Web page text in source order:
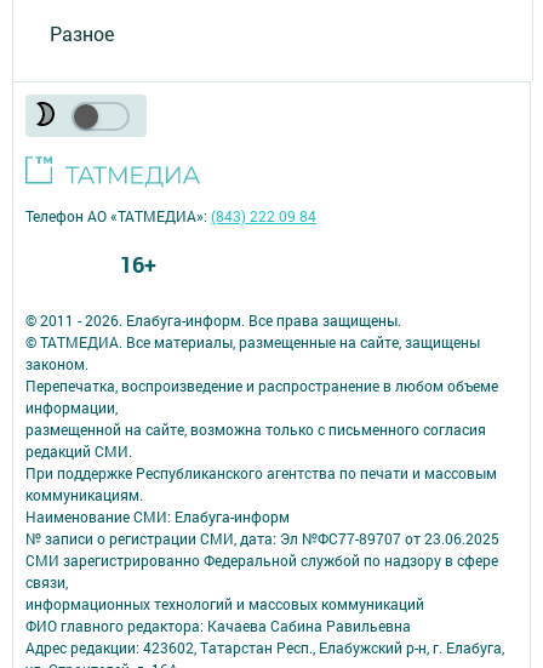
Разное
© 2011 - 2026. Елабуга-информ. Все права защищены.
© ТАТМЕДИА. Все материалы, размещенные на сайте, защищены
законом.
Перепечатка, воспроизведение и распространение в любом объеме
информации,
размещенной на сайте, возможна только с письменного согласия
редакций СМИ.
При поддержке Республиканского агентства по печати и массовым
коммуникациям.
Наименование СМИ: Елабуга-информ
№ записи о регистрации СМИ, дата: Эл №ФС77-89707 от 23.06.2025
СМИ зарегистрированно Федеральной службой по надзору в сфере
связи,
информационных технологий и массовых коммуникаций
ФИО главного редактора: Качаева Сабина Равильевна
Адрес редакции: 423602, Татарстан Респ., Елабужский р-н, г. Елабуга,
Телефон АО «ТАТМЕДИА»:(843) 222 09 84
16+